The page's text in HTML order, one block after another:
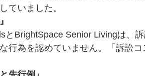
ていました。
とBrightSpace Senior Livingは、
行為を認めていません。「訴訟